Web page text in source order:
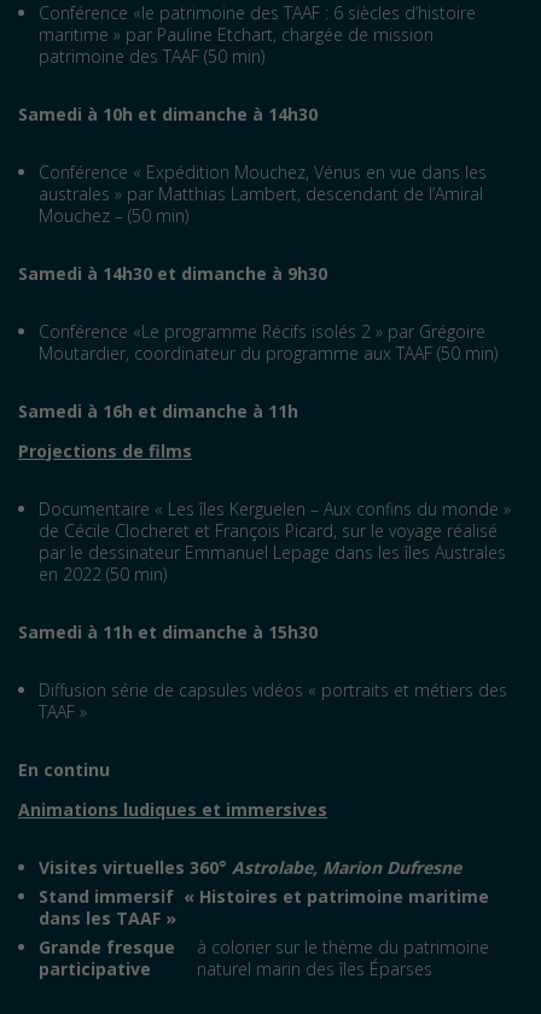
Conférence «le patrimoine des TAAF : 6 siècles d’histoire
maritime » par Pauline Etchart, chargée de mission
patrimoine des TAAF (50 min)
Samedi à 10h et dimanche à 14h30
Conférence « Expédition Mouchez, Vénus en vue dans les
australes » par Matthias Lambert, descendant de l’Amiral
Mouchez – (50 min)
Samedi à 14h30 et dimanche à 9h30
Conférence «Le programme Récifs isolés 2 » par Grégoire
Moutardier, coordinateur du programme aux TAAF (50 min)
Samedi à 16h et dimanche à 11h
Projections de films
Documentaire « Les îles Kerguelen – Aux confins du monde »
de Cécile Clocheret et François Picard, sur le voyage réalisé
par le dessinateur Emmanuel Lepage dans les îles Australes
en 2022 (50 min)
Samedi à 11h et dimanche à 15h30
Diffusion série de capsules vidéos « portraits et mé­tiers des
TAAF »
En continu
Animations ludiques et immersives
Visites virtuelles 360° Astrolabe, Marion Dufresne
Stand immersif « Histoires et patrimoine maritime
dans les TAAF »
Grande fresque
participative
à colorier sur le thème du patrimoine
naturel marin des îles Éparses